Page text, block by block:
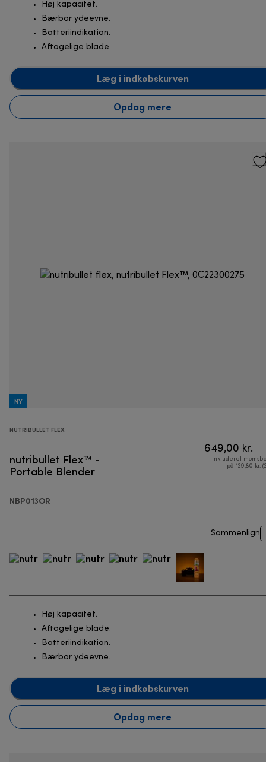
Høj kapacitet.
Bærbar ydeevne.
Batteriindikation.
Aftagelige blade.
Læg i indkøbskurven
Opdag mere
NY
NUTRIBULLET FLEX
nutribullet Flex™ -
Portable Blender
NBP013OR
649,00 kr.
Inkluderet
på 129,80 kr.
Sammenlign
Høj kapacitet.
Aftagelige blade.
Batteriindikation.
Bærbar ydeevne.
Læg i indkøbskurven
Opdag mere